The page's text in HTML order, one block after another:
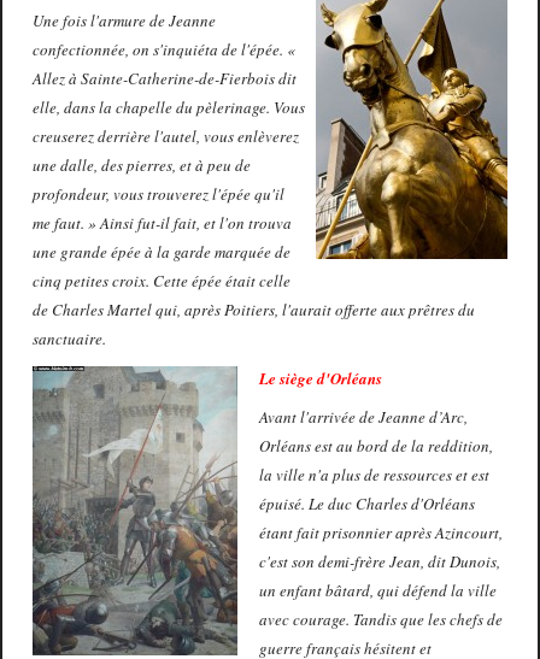
Une fois l'armure de Jeanne
confectionnée, on s'inquiéta de l'épée. «
Allez à Sainte-Catherine-de-Fierbois dit
elle, dans la chapelle du pèlerinage. Vous
creuserez derrière l'autel, vous enlèverez
une dalle, des pierres, et à peu de
profondeur, vous trouverez l'épée qu'il
me faut. » Ainsi fut-il fait, et l'on trouva
une grande épée à la garde marquée de
cinq petites croix. Cette épée était celle
de Charles Martel qui, après Poitiers, l'aurait offerte aux prêtres du
sanctuaire.
Le siège d'Orléans
Avant l'arrivée de Jeanne d’Arc,
Orléans est au bord de la reddition,
la ville n'a plus de ressources et est
épuisé. Le duc Charles d'Orléans
étant fait prisonnier après Azincourt,
c'est son demi-frère Jean, dit Dunois,
un enfant bâtard, qui défend la ville
avec courage. Tandis que les chefs de
guerre français hésitent et